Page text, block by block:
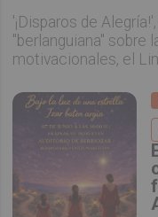
'¡Disparos de
"berlanguiana" sobre
motivacionales, el